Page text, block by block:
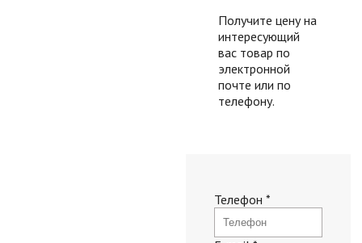
Получите цену на
интересующий
вас товар по
электронной
почте или по
телефону.
Телефон *